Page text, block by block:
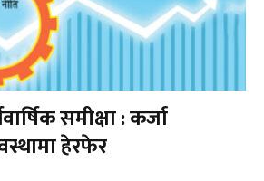
समीक्षा : कर्जा
हेरफेर